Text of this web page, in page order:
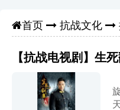
首页 抗战文化
【抗战电视剧】生